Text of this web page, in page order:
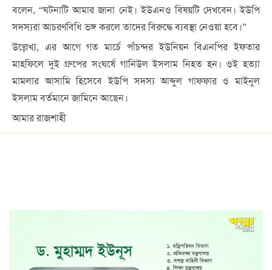
বলেন, “ঘটনাটি আমার জানা নেই। ইউএনও বিষয়টি দেখবেন। ইউপি
সদস্যরা আচরণবিধি ভঙ্গ করলে তাদের বিরুদ্ধে ব্যবস্থা নেওয়া হবে।”
উল্লেখ্য, এর আগে গত মার্চে পাঁচন্দর ইউনিয়ন বিএনপির ইফতার
মাহফিলে দুই গ্রুপের সংঘর্ষে গানিউল ইসলাম নিহত হন। ওই হত্যা
মামলার আসামি হিসেবে ইউপি সদস্য আব্দুল গাফ্ফার ও মাইনুল
ইসলাম বর্তমানে জামিনে আছেন।
আমার রাজশাহী